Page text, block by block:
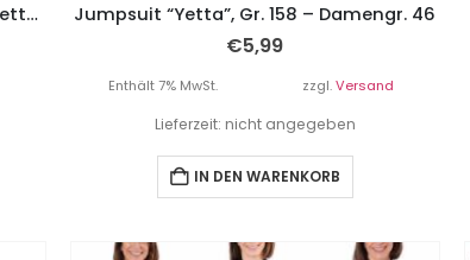
PAPIERSCHNITTMUSTER, Jumpsuit “Yetta”, Gr. 158 – Damengr. 46 Jumpsuit “Yetta”, Gr. 158 – Damengr. 46
€5,99
Enthält 7% MwSt. zzgl.Versand
Lieferzeit: nicht angegeben
IN DEN WARENKORB